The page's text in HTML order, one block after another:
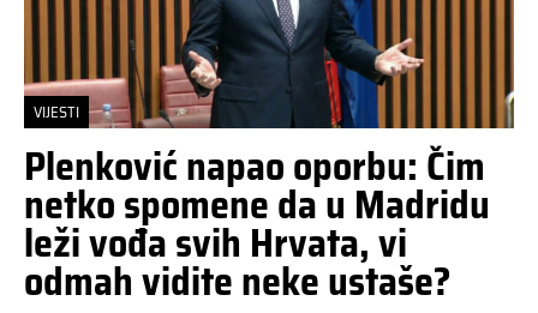
VIJESTI
Plenković napao oporbu: Čim
netko spomene da u Madridu
leži vođa svih Hrvata, vi
odmah vidite neke ustaše?